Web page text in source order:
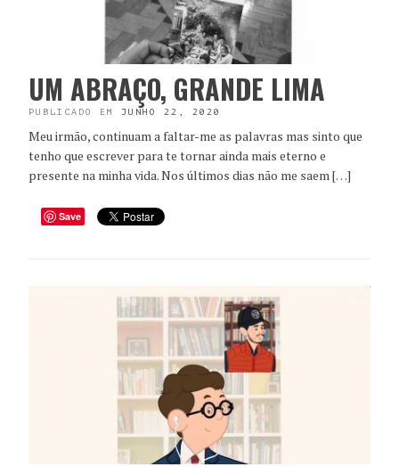
UM ABRAÇO, GRANDE LIMA
PUBLICADO EM JUNHO 22, 2020
Meu irmão, continuam a faltar-me as palavras mas sinto que
tenho que escrever para te tornar ainda mais eterno e
presente na minha vida. Nos últimos dias não me saem […]
Save